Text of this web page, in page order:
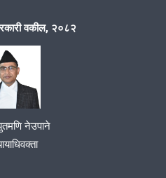
समितिको बैठक सम्पन्न ।
वकील, २०८२
नेउपाने